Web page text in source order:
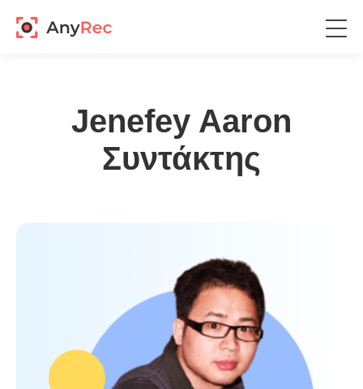
Jenefey Aaron
Συντάκτης